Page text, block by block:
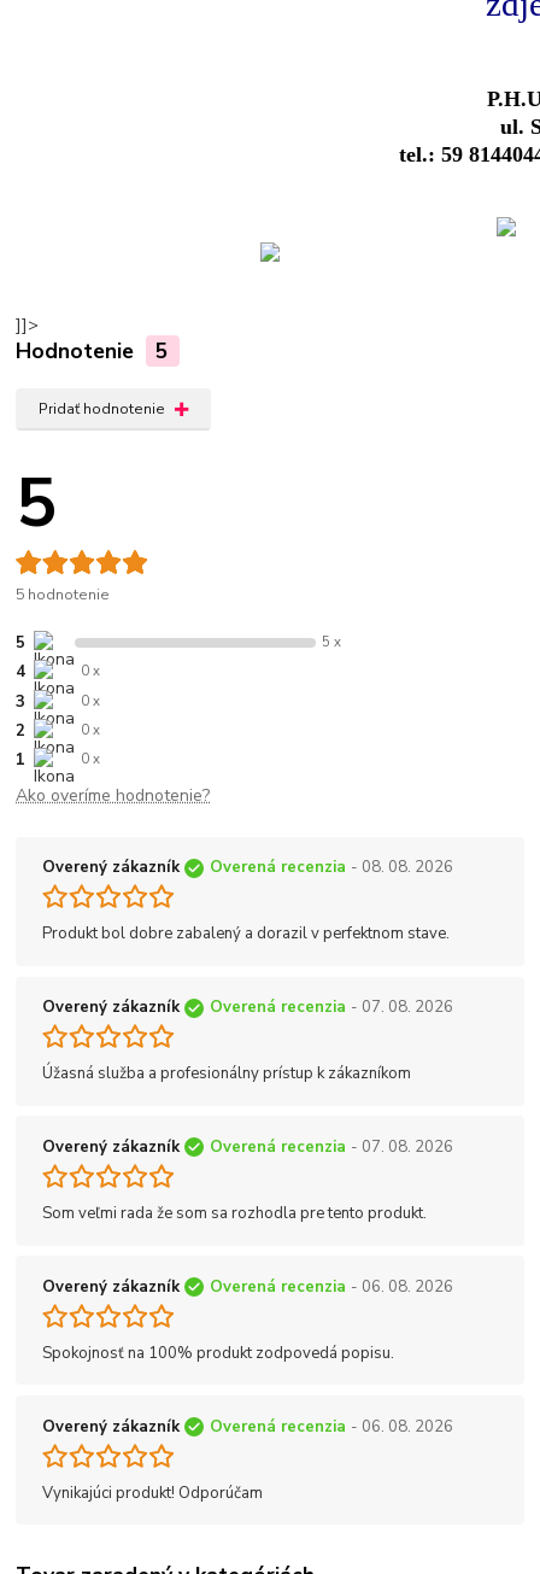
ul.
tel.: 59
]]>
Hodnotenie 5
Pridať hodnotenie
5
5 hodnotenie
5 5 x
4 0 x
3 0 x
2 0 x
1 0 x
Ako overíme hodnotenie?
Overený zákazník Overená recenzia - 08. 08. 2026
Produkt bol dobre zabalený a dorazil v perfektnom stave.
Overený zákazník Overená recenzia - 07. 08. 2026
Úžasná služba a profesionálny prístup k zákazníkom
Overený zákazník Overená recenzia - 07. 08. 2026
Som veľmi rada že som sa rozhodla pre tento produkt.
Overený zákazník Overená recenzia - 06. 08. 2026
Spokojnosť na 100% produkt zodpovedá popisu.
Overený zákazník Overená recenzia - 06. 08. 2026
Vynikajúci produkt! Odporúčam